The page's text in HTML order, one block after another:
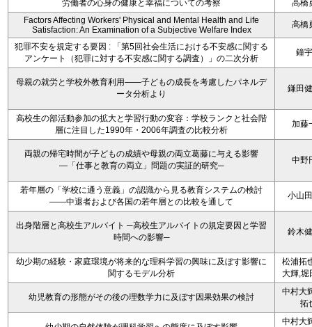
労働者の心身の健康と幸福についての考察
高橋
Factors Affecting Workers' Physical and Mental Health and Life
Satisfaction: An Examination of a Subjective Welfare Index
高橋
犯罪不安を規定する要因 : 「第5回社会生活における不安感に関する
アンケート（犯罪に対する不安感に関する調査）」の二次分析
鐘
母親の就労と学校外教育利用――子どもの成長を考慮したパネルデ
ータ分析より
鎌田
高校生の部活動参加の拡大と学習行動の変容：学校ランクと社会階
層に注目した1990年・2006年調査の比較分析
加藤
両親の帰宅時間が子どもの成績や母親の両立葛藤に与える影響
―「仕事と教育の両立」問題の実証的研究─
中野
若年層の「学校に通う意義」の認識から見る教育システムの検討
――中退者および各国の若年層との比較を通して
小山
出身階層と高校生アルバイト ─高校生アルバイトの規定要因と学習
時間への影響─
鈴木
幼少期の経験・家庭環境が将来的な理科学習の興味に及ぼす影響に
関するモデル分析
松浦拓
大輝,堀
幼児教育の形態がその後の理数学力に及ぼす因果効果の検討
中村大
拓
中村大